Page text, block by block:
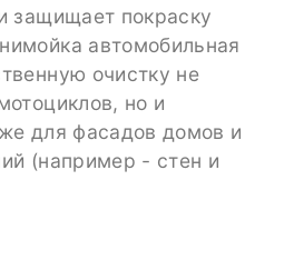
защищает покраску
автомобильная
очистку не
но и
для фасадов домов и
(например - стен и